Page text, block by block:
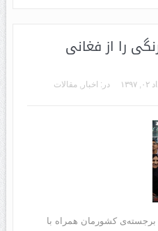
را از فغانی
در: اخبار , مقالات
کشورمان همراه با